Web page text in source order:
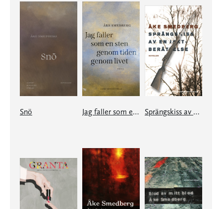
Snö Jag faller som en sten genom tiden genom livet Sprängskiss av en jaktberättelse